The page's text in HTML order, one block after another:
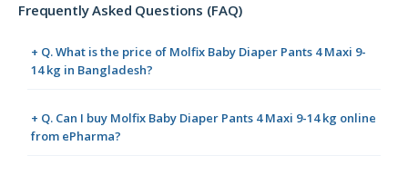
Frequently Asked Questions (FAQ)
+ Q. What is the price of Molfix Baby Diaper Pants 4 Maxi 9-
14 kg in Bangladesh?
+ Q. Can I buy Molfix Baby Diaper Pants 4 Maxi 9-14 kg online
from ePharma?